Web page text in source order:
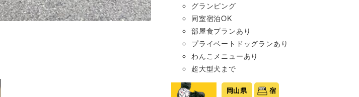
グランピング
同室宿泊OK
部屋食プランあり
プライベートドッグランあり
わんこメニューあり
超大型犬まで
岡山県 宿